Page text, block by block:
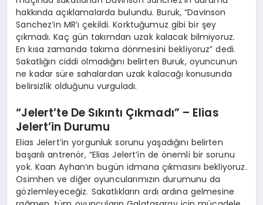
hakkında açıklamalarda bulundu. Buruk, “Davinson
Sanchez’in MR’ı çekildi. Korktuğumuz gibi bir şey
çıkmadı. Kaç gün takımdan uzak kalacak bilmiyoruz.
En kısa zamanda takıma dönmesini bekliyoruz” dedi.
Sakatlığın ciddi olmadığını belirten Buruk, oyuncunun
ne kadar süre sahalardan uzak kalacağı konusunda
belirsizlik olduğunu vurguladı.
“Jelert’te De Sıkıntı Çıkmadı” – Elias
Jelert’in Durumu
Elias Jelert’in yorgunluk sorunu yaşadığını belirten
başarılı antrenör, “Elias Jelert’in de önemli bir sorunu
yok. Kaan Ayhan’ın bugün idmana çıkmasını bekliyoruz.
Osimhen ve diğer oyuncularımızın durumunu da
gözlemleyeceğiz. Sakatlıkların ardı ardına gelmesine